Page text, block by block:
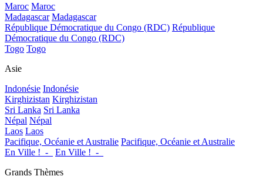
Maroc Maroc
Madagascar Madagascar
République Démocratique du Congo (RDC) République
Démocratique du Congo (RDC)
Togo Togo
Asie
Indonésie Indonésie
Kirghizistan Kirghizistan
Sri Lanka Sri Lanka
Népal Népal
Laos Laos
Pacifique, Océanie et Australie Pacifique, Océanie et Australie
En Ville !_-_
En Ville !_-_
Grands Thèmes